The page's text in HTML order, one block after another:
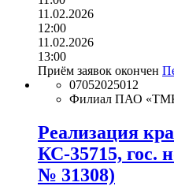
11.02.2026
12:00
11.02.2026
13:00
Приём заявок окончен
07052025012
Филиал ПАО
Реализация
КС-35715, гос.
№ 31308)